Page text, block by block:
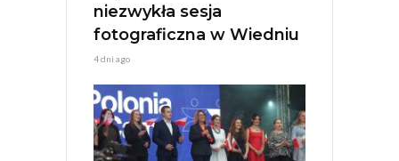
niezwykła sesja
fotograficzna w Wiedniu
4 dni ago